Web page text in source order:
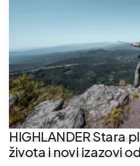
HIGHLANDER Stara
života i novi izazovi